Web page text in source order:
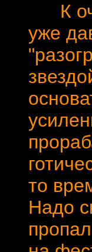
К
уже
то
Надо